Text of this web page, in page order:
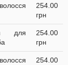
254.00
грн
для
254.00
грн
254.00